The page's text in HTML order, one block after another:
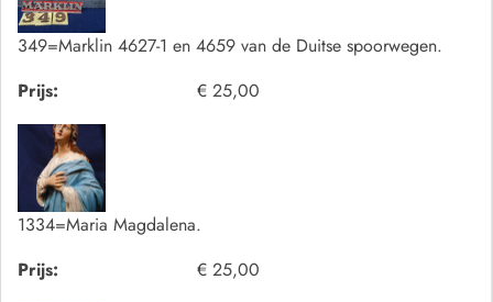
349=Marklin 4627-1 en 4659 van de Duitse spoorwegen.
Prijs:
€ 25,00
1334=Maria Magdalena.
Prijs:
€ 25,00